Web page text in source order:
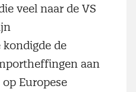
veel naar de VS
de
aan
Europese